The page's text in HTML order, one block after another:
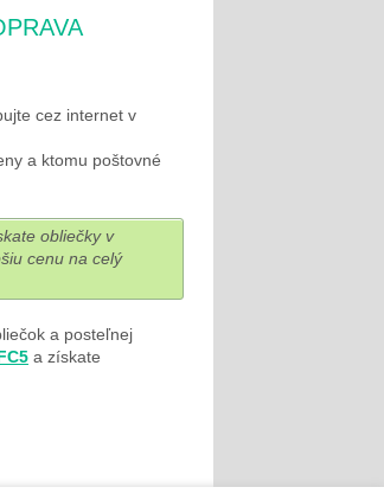
cez internet v
a ktomu poštovné
obliečky v
cenu na celý
a posteľnej
a získate